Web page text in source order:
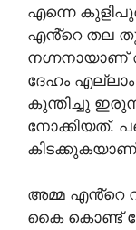
എന്നെ
എൻ്റെ തല
നഗ്നനായാണ്
ദേഹം
കുന്തിച്ചു
നോക്കിയത്.
അമ്മ എൻ്റെ
കൈ കൊണ്ട്